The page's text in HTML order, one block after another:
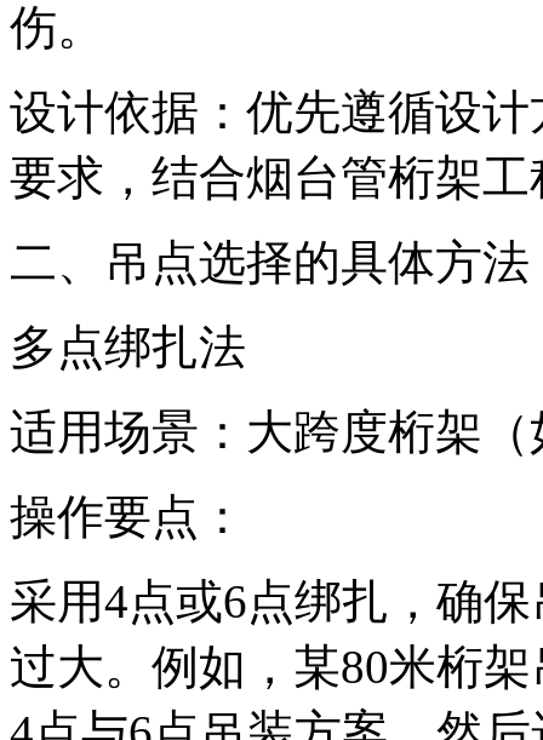
伤。
设计依据：优先遵循设
要求，结合烟台管桁架
二、吊点选择的具体方法
多点绑扎法
适用场景：大跨度桁架
操作要点：
采用4点或6点绑扎，确
过大。例如，某80米桁